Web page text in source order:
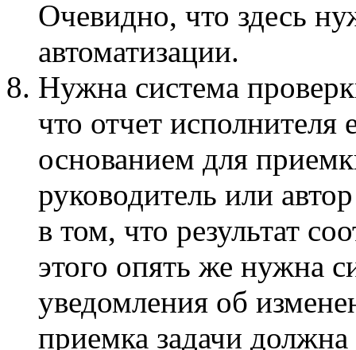
Очевидно, что здесь
автоматизации.
Нужна система
что отчет исполнителя
основанием для
руководитель или
в том, что результат
этого опять же нужна
уведомления об
приемка задачи должна